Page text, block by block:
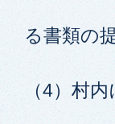
る書類の
（4）村